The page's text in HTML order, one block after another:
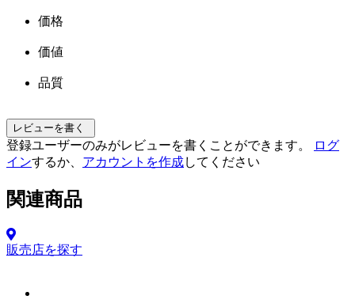
価格
価値
品質
レビューを書く
登録ユーザーのみがレビューを書くことができます。
ログ
インするか、 アカウントを作成してください
関連商品
販売店を探す